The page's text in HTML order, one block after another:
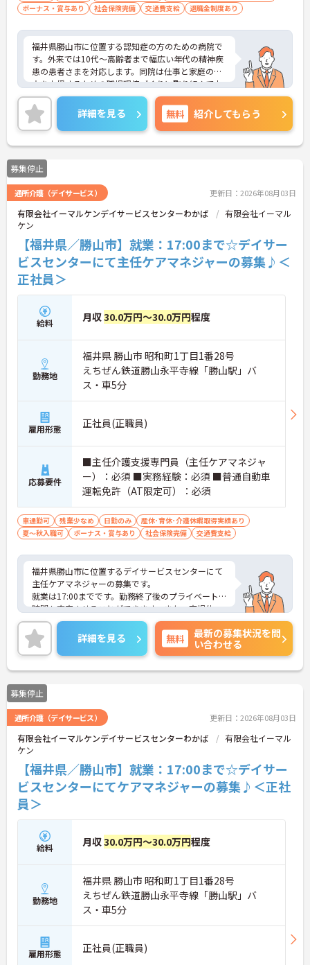
ボーナス・賞与あり
社会保険完備 交通費支給 退職金制度あり
福井県勝山市に位置する認知症の方のための病院で
す。外来では10代～高齢者まで幅広い年代の精神疾
患の患者さまを対応します。同院は仕事と家庭の両
立を支援するための職場環境づくりに取り組んでお
り、制度改革を進めています。年間休日は120日と
多く、プライベートの時間も確保しやすいです。ご
興味のある方には、面接対策ポイントなど、さらに
詳細をお話ししますのでお気軽にご相談ください！
詳細を見る 無料 紹介してもらう
募集停止
通所介護（デイサービス） 更新日：2026年08月03日
有限会社イーマルケンデイサービスセンターわかば
有限会社イーマル
ケン
【福井県／勝山市】就業：17:00まで☆デイサー
ビスセンターにて主任ケアマネジャーの募集♪＜
正社員＞
給料 月収30.0万円～30.0万円程度
勤務地
福井県 勝山市 昭和町1丁目1番28号
えちぜん鉄道勝山永平寺線「勝山駅」バ
ス・車5分
雇用形態 正社員(正職員)
応募要件
■主任介護支援専門員（主任ケアマネジャ
ー）：必須 ■実務経験：必須 ■普通自動車
運転免許（AT限定可）：必須
車通勤可 残業少なめ 日勤のみ
産休･育休･介護休暇取得実績あり
夏～秋入職可
ボーナス・賞与あり 社会保険完備 交通費支給
福井県勝山市に位置するデイサービスセンターにて
主任ケアマネジャーの募集です。
就業は17:00までです。勤務終了後のプライベートな
時間も充実させることができます。また、育児休
業・介護休業の取得実績もあり、ライフステージが
変化しても安心してお勤めいただける環境です。
ご興味のある方には、面接対策ポイントなど、さら
に詳細をお話しいたしますのでお気軽にご相談くだ
さい！
詳細を見る 無料
最新の募集状況を問
い合わせる
募集停止
通所介護（デイサービス） 更新日：2026年08月03日
有限会社イーマルケンデイサービスセンターわかば
有限会社イーマル
ケン
【福井県／勝山市】就業：17:00まで☆デイサー
ビスセンターにてケアマネジャーの募集♪＜正社
員＞
給料 月収30.0万円～30.0万円程度
勤務地
福井県 勝山市 昭和町1丁目1番28号
えちぜん鉄道勝山永平寺線「勝山駅」バ
ス・車5分
雇用形態 正社員(正職員)